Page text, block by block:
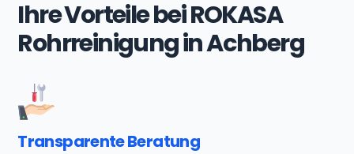
Ihre Vorteile bei ROKASA
Rohrreinigung in Achberg
Transparente Beratung